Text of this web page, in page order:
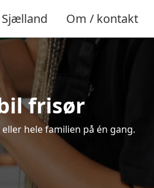
Sjælland Om / kontakt
frisør
hele familien på én gang.